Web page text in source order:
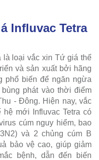
Influvac Tetra
là loại vắc xin Tứ giá thế
và sản xuất bởi hãng
phổ biến để ngăn ngừa
phát vào thời điểm
- Đông. Hiện nay, vắc
mới Influvac Tetra có
cúm nguy hiểm, bao
và 2 chủng cúm B
bảo vệ cao, giúp giảm
bệnh, dẫn đến biến